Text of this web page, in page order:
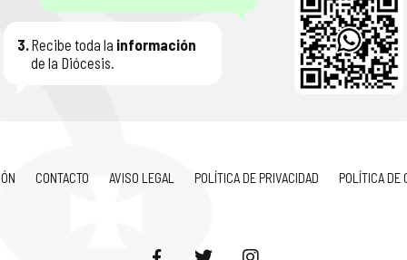
3.Recibe toda la información
de la Diócesis.
CONTACTO AVISO LEGAL POLÍTICA DE PRIVACIDAD POLÍTICA DE